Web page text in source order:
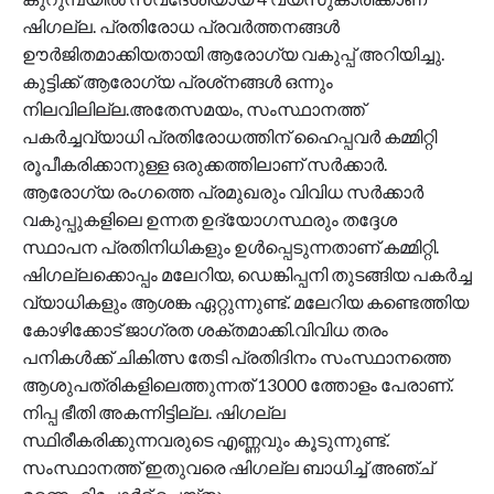
ഷിഗല്ല. പ്രതിരോധ പ്രവർത്തനങ്ങൾ
ഊർജിതമാക്കിയതായി ആരോഗ്യ വകുപ്പ് അറിയിച്ചു.
കുട്ടിക്ക് ആരോഗ്യ പ്രശ്‌നങ്ങൾ ഒന്നും
നിലവിലില്ല.അതേസമയം, സംസ്ഥാനത്ത്
പകര്‍ച്ചവ്യാധി പ്രതിരോധത്തിന് ഹൈപ്പവ‍ര്‍ കമ്മിറ്റി
രൂപീകരിക്കാനുള്ള ഒരുക്കത്തിലാണ് സ‍ര്‍ക്കാര്‍.
ആരോഗ്യ രംഗത്തെ പ്രമുഖരും വിവിധ സര്‍ക്കാ‍ര്‍
വകുപ്പുകളിലെ ഉന്നത ഉദ്യോഗസ്ഥരും തദ്ദേശ
സ്ഥാപന പ്രതിനിധികളും ഉൾപ്പെടുന്നതാണ് കമ്മിറ്റി.
ഷിഗല്ലക്കൊപ്പം മലേറിയ, ഡെങ്കിപ്പനി തുടങ്ങിയ പകര്‍ച്ച
വ്യാധികളും ആശങ്ക ഏറ്റുന്നുണ്ട്. മലേറിയ കണ്ടെത്തിയ
കോഴിക്കോട് ജാഗ്രത ശക്തമാക്കി.വിവിധ തരം
പനികൾക്ക് ചികിത്സ തേടി പ്രതിദിനം സംസ്ഥാനത്തെ
ആശുപത്രികളിലെത്തുന്നത് 13000 ത്തോളം പേരാണ്.
നിപ്പ ഭീതി അകന്നിട്ടില്ല. ഷിഗല്ല
സ്ഥിരീകരിക്കുന്നവരുടെ എണ്ണവും കൂടുന്നുണ്ട്.
സംസ്ഥാനത്ത് ഇതുവരെ ഷി​ഗല്ല ബാധിച്ച് അഞ്ച്